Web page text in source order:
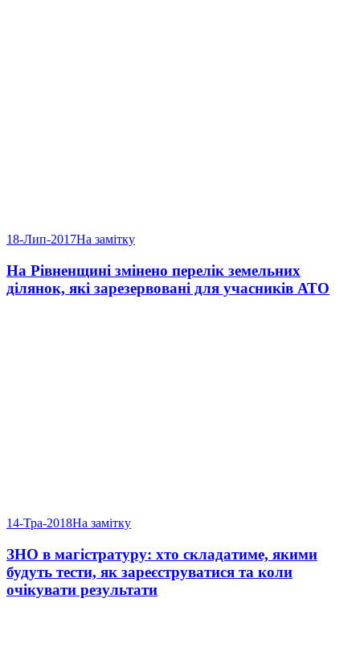
18-Лип-2017На замітку
На Рівненщині змінено перелік земельних
ділянок, які зарезервовані для учасників АТО
14-Тра-2018На замітку
ЗНО в магістратуру: хто складатиме, якими
будуть тести, як зареєструватися та коли
очікувати результати